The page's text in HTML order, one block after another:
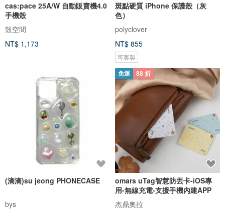
cas:pace 25A/W 自動販賣機4.0
手機殼
殼空間
NT$ 1,173
斑點硬質 iPhone 保護殼（灰
色）
polyclover
NT$ 855
可客製
(滴滴)su jeong PHONECASE
bys
免運 88 折
omars uTag智慧防丟卡-iOS專
用-無線充電-支援手機內建APP
杰鼎奧拉